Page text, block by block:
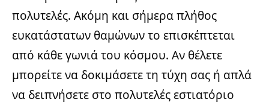
πολυτελές. Ακόμη και σήμερα πλήθος
ευκατάστατων θαμώνων το επισκέπτεται
από κάθε γωνιά του κόσμου. Αν θέλετε
μπορείτε να δοκιμάσετε τη τύχη σας ή απλά
να δειπνήσετε στο πολυτελές εστιατόριο